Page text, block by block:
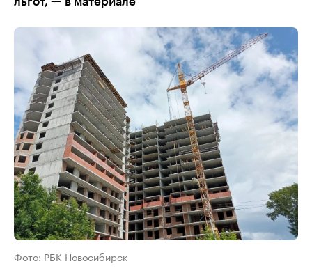
Фото: РБК Новосибирск